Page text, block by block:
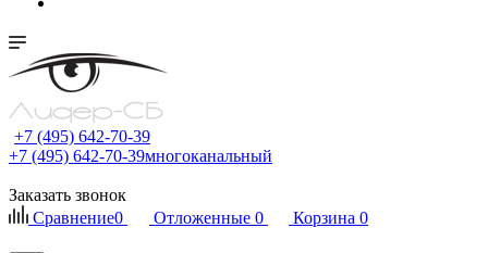
+7 (495) 642-70-39
+7 (495) 642-70-39многоканальный
Заказать звонок
Сравнение0 Отложенные 0 Корзина 0